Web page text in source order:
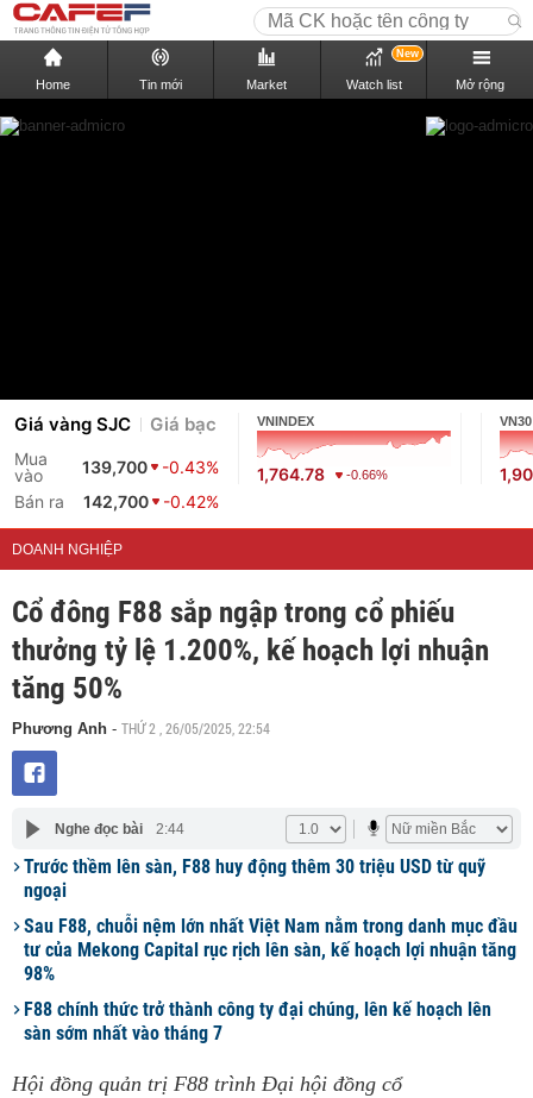
Home Tin mới Market Watch list
New
Mở rộng
Giá vàng SJC Giá bạc
Mua
vào
139,700
-0.43%
Bán ra
142,700 -0.42%
VNINDEX
1,764.78 -0.66%
VN30
DOANH NGHIỆP
Cổ đông F88 sắp ngập trong cổ phiếu
thưởng tỷ lệ 1.200%, kế hoạch lợi nhuận
tăng 50%
Phương Anh - THỨ 2 , 26/05/2025, 22:54
Nghe đọc bài 2:44
Trước thềm lên sàn, F88 huy động thêm 30 triệu USD từ quỹ
ngoại
Sau F88, chuỗi nệm lớn nhất Việt Nam nằm trong danh mục đầu
tư của Mekong Capital rục rịch lên sàn, kế hoạch lợi nhuận tăng
98%
F88 chính thức trở thành công ty đại chúng, lên kế hoạch lên
sàn sớm nhất vào tháng 7
Hội đồng quản trị F88 trình Đại hội đồng cổ